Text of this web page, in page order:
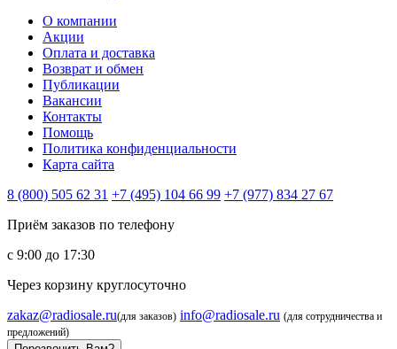
О компании
Акции
Оплата и доставка
Возврат и обмен
Публикации
Вакансии
Контакты
Помощь
Политика конфиденциальности
Карта сайта
8 (800) 505 62 31 +7 (495) 104 66 99 +7 (977) 834 27 67
Приём заказов по телефону
с 9:00 до 17:30
Через корзину круглосуточно
zakaz@radiosale.ru(для заказов) info@radiosale.ru (для сотрудничества и
предложений)